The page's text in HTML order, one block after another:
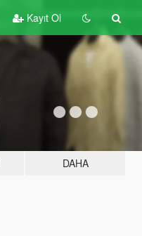
Kayıt Ol
DAHA